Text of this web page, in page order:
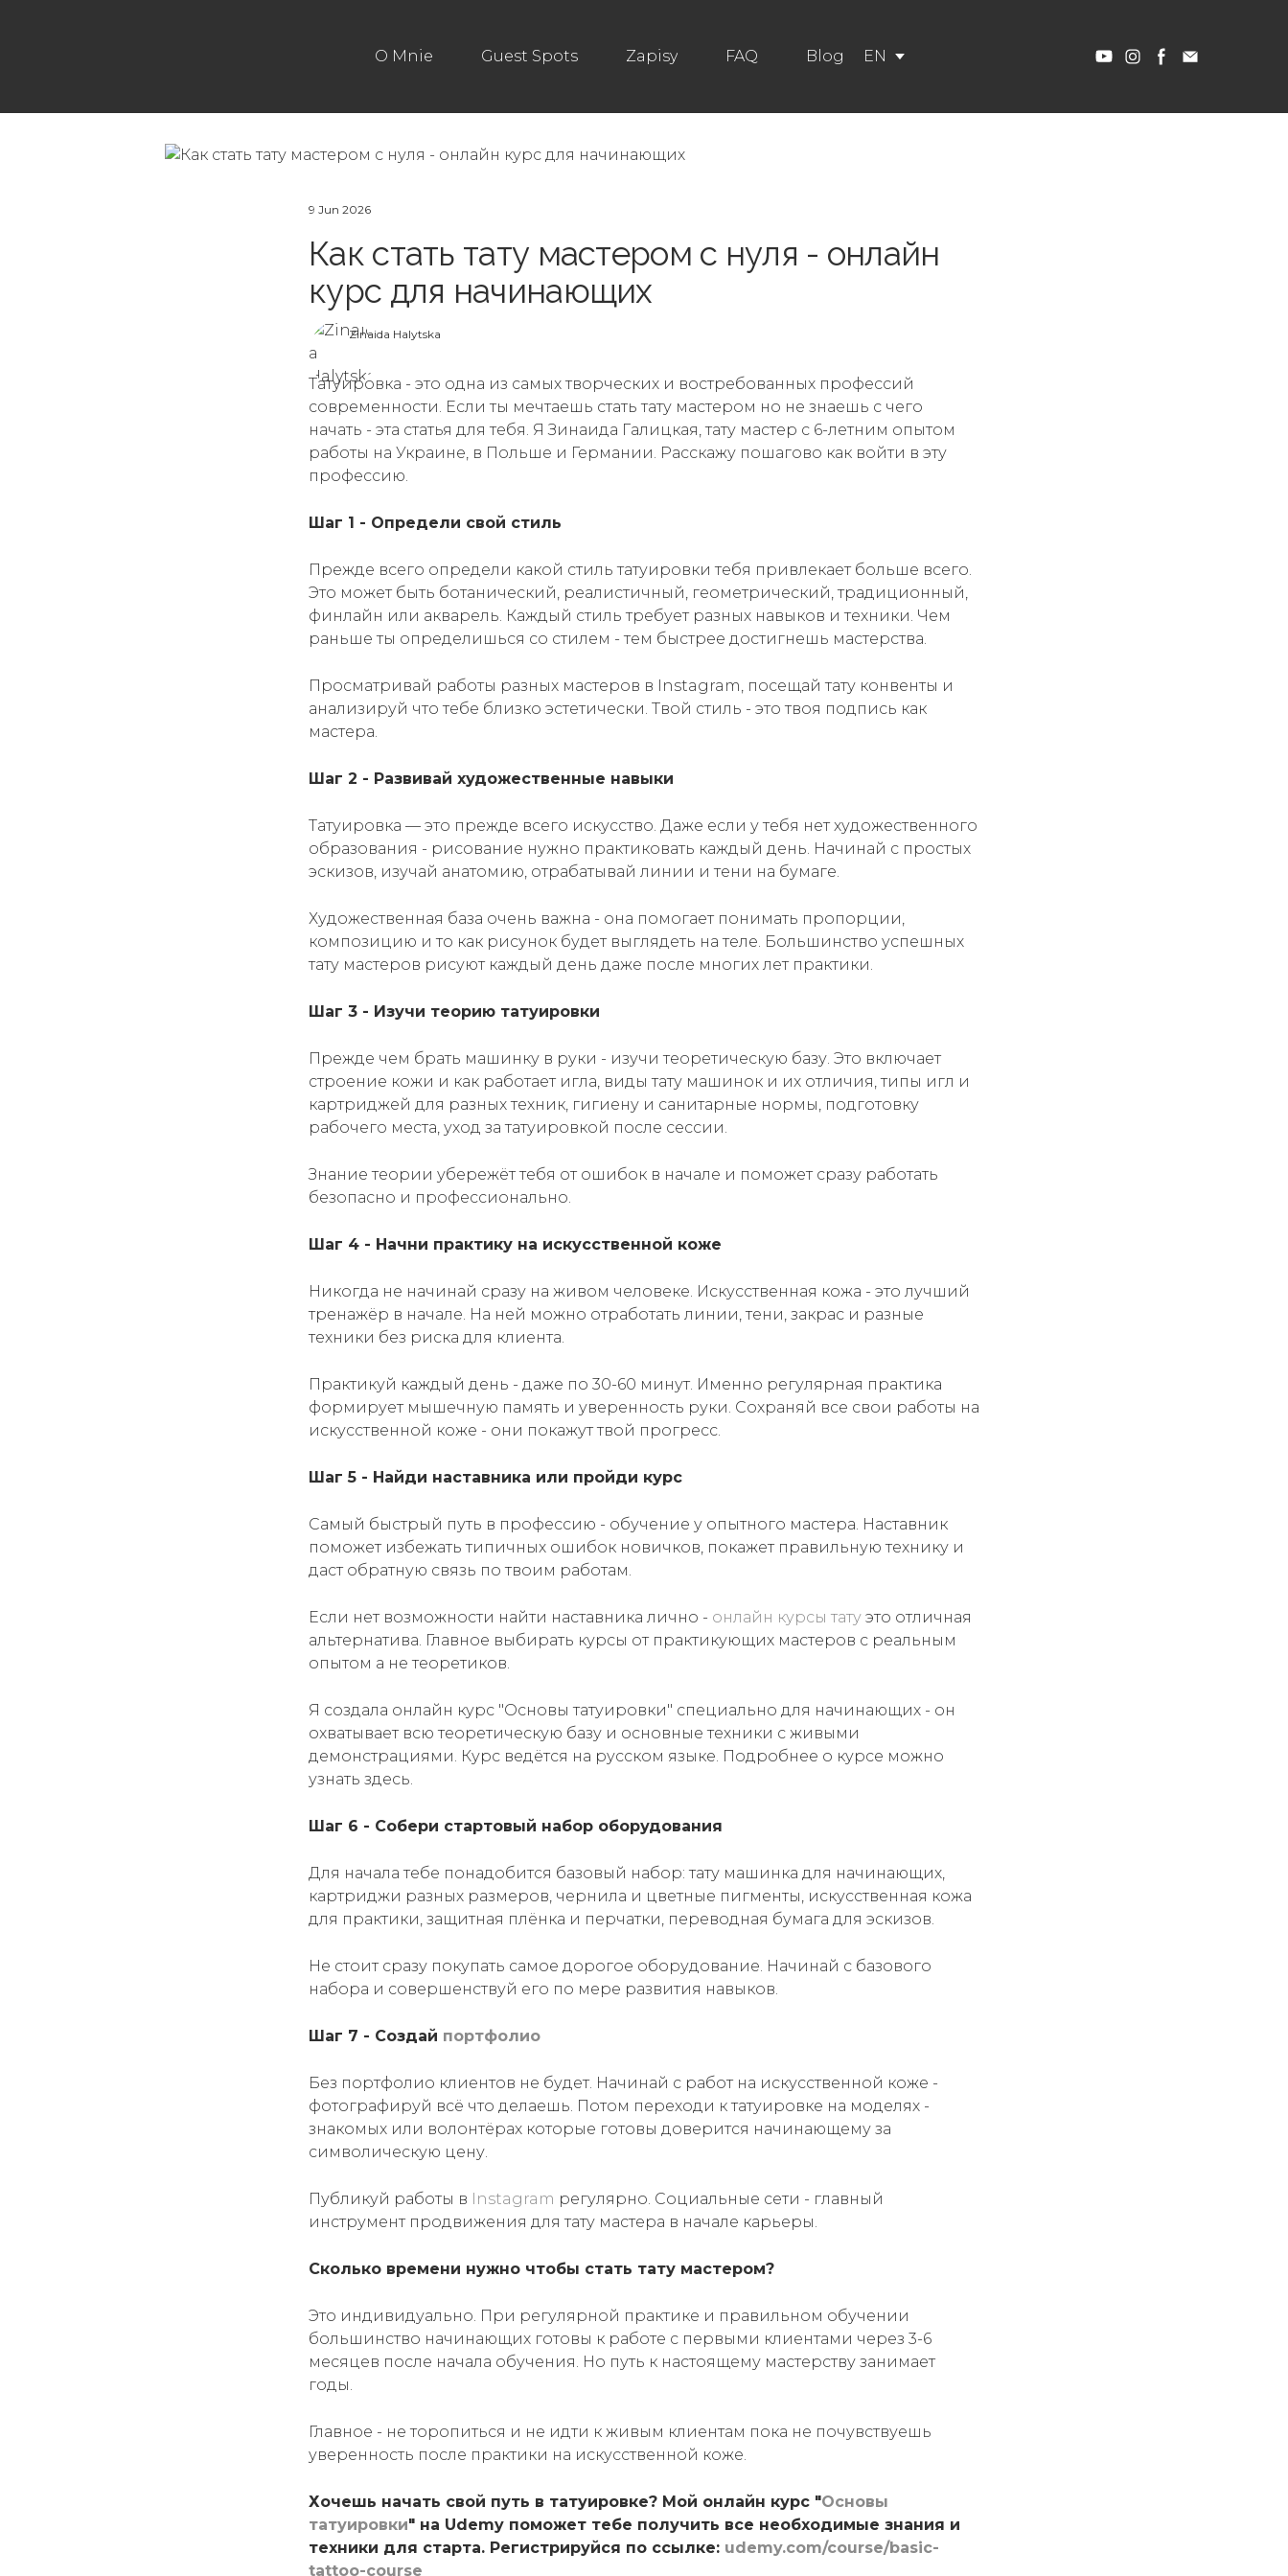
O Mnie Guest Spots Zapisy FAQ Blog EN
9 Jun 2026
Как стать тату мастером с нуля - онлайн
курс для начинающих
Zinaida Halytska
Татуировка - это одна из самых творческих и востребованных профессий
современности. Если ты мечтаешь стать тату мастером но не знаешь с чего
начать - эта статья для тебя. Я Зинаида Галицкая, тату мастер с 6-летним опытом
работы на Украине, в Польше и Германии. Расскажу пошагово как войти в эту
профессию.
Шаг 1 - Определи свой стиль
Прежде всего определи какой стиль татуировки тебя привлекает больше всего.
Это может быть ботанический, реалистичный, геометрический, традиционный,
финлайн или акварель. Каждый стиль требует разных навыков и техники. Чем
раньше ты определишься со стилем - тем быстрее достигнешь мастерства.
Просматривай работы разных мастеров в Instagram, посещай тату конвенты и
анализируй что тебе близко эстетически. Твой стиль - это твоя подпись как
мастера.
Шаг 2 - Развивай художественные навыки
Татуировка — это прежде всего искусство. Даже если у тебя нет художественного
образования - рисование нужно практиковать каждый день. Начинай с простых
эскизов, изучай анатомию, отрабатывай линии и тени на бумаге.
Художественная база очень важна - она помогает понимать пропорции,
композицию и то как рисунок будет выглядеть на теле. Большинство успешных
тату мастеров рисуют каждый день даже после многих лет практики.
Шаг 3 - Изучи теорию татуировки
Прежде чем брать машинку в руки - изучи теоретическую базу. Это включает
строение кожи и как работает игла, виды тату машинок и их отличия, типы игл и
картриджей для разных техник, гигиену и санитарные нормы, подготовку
рабочего места, уход за татуировкой после сессии.
Знание теории убережёт тебя от ошибок в начале и поможет сразу работать
безопасно и профессионально.
Шаг 4 - Начни практику на искусственной коже
Никогда не начинай сразу на живом человеке. Искусственная кожа - это лучший
тренажёр в начале. На ней можно отработать линии, тени, закрас и разные
техники без риска для клиента.
Практикуй каждый день - даже по 30-60 минут. Именно регулярная практика
формирует мышечную память и уверенность руки. Сохраняй все свои работы на
искусственной коже - они покажут твой прогресс.
Шаг 5 - Найди наставника или пройди курс
Самый быстрый путь в профессию - обучение у опытного мастера. Наставник
поможет избежать типичных ошибок новичков, покажет правильную технику и
даст обратную связь по твоим работам.
Если нет возможности найти наставника лично - онлайн курсы тату это отличная
альтернатива. Главное выбирать курсы от практикующих мастеров с реальным
опытом а не теоретиков.
Я создала онлайн курс "Основы татуировки" специально для начинающих - он
охватывает всю теоретическую базу и основные техники с живыми
демонстрациями. Курс ведётся на русском языке. Подробнее о курсе можно
узнать здесь.
Шаг 6 - Собери стартовый набор оборудования
Для начала тебе понадобится базовый набор: тату машинка для начинающих,
картриджи разных размеров, чернила и цветные пигменты, искусственная кожа
для практики, защитная плёнка и перчатки, переводная бумага для эскизов.
Не стоит сразу покупать самое дорогое оборудование. Начинай с базового
набора и совершенствуй его по мере развития навыков.
Шаг 7 - Создай портфолио
Без портфолио клиентов не будет. Начинай с работ на искусственной коже -
фотографируй всё что делаешь. Потом переходи к татуировке на моделях -
знакомых или волонтёрах которые готовы доверится начинающему за
символическую цену.
Публикуй работы в Instagram регулярно. Социальные сети - главный
инструмент продвижения для тату мастера в начале карьеры.
Сколько времени нужно чтобы стать тату мастером?
Это индивидуально. При регулярной практике и правильном обучении
большинство начинающих готовы к работе с первыми клиентами через 3-6
месяцев после начала обучения. Но путь к настоящему мастерству занимает
годы.
Главное - не торопиться и не идти к живым клиентам пока не почувствуешь
уверенность после практики на искусственной коже.
Хочешь начать свой путь в татуировке? Мой онлайн курс "Основы
татуировки" на Udemy поможет тебе получить все необходимые знания и
техники для старта. Регистрируйся по ссылке: udemy.com/course/basic-
tattoo-course